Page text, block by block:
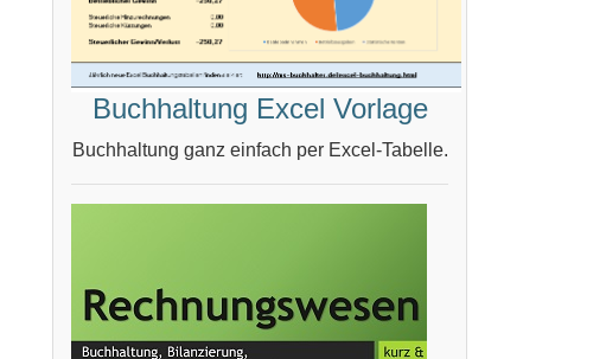
Buchhaltung Excel Vorlage
Buchhaltung ganz einfach per Excel-Tabelle.